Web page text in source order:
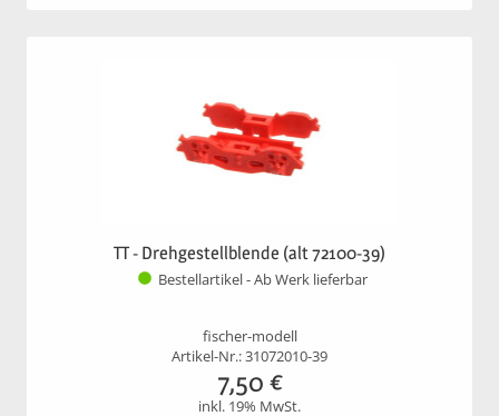
TT - Drehgestellblende (alt 72100-39)
Bestellartikel - Ab Werk lieferbar
fischer-modell
Artikel-Nr.: 31072010-39
7,50 €
inkl. 19% MwSt.